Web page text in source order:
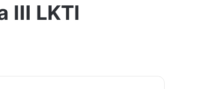
III LKTI